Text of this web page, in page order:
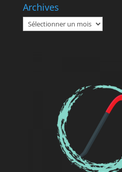
Archives
Archives